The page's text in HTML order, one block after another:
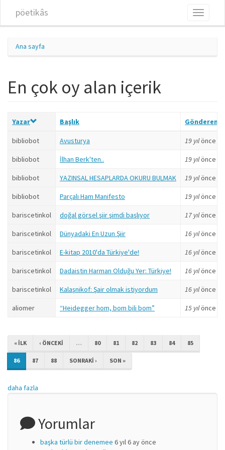
pöetikâs
Toggle
Ana sayfa
En çok oy alan içerik
Yazar Başlık Gönderen
bibliobot Avusturya 19 yılönce
bibliobot İlhan Berk'ten.. 19 yılönce
bibliobot YAZINSAL HESAPLARDA OKURU BULMAK 19 yılönce
bibliobot Parçalı Ham Manifesto 19 yılönce
bariscetinkol doğal görsel şiir şimdi başlıyor 17 yılönce
bariscetinkol Dünyadaki En Uzun Şiir 16 yılönce
bariscetinkol E-kitap 2010'da Türkiye'de! 16 yılönce
bariscetinkol Dadaistin Harman Olduğu Yer: Türkiye! 16 yılönce
bariscetinkol Kalaşnikof: Şair olmak istiyordum 16 yılönce
aliomer “Heidegger hom, bom bili bom” 15 yılönce
« ILK ‹ ÖNCEKI … 80 81 82 83 84 85
86 87 88 SONRAKI › SON »
daha fazla
Yorumlar
başka türlü bir denemee 6 yıl 6 ay önce